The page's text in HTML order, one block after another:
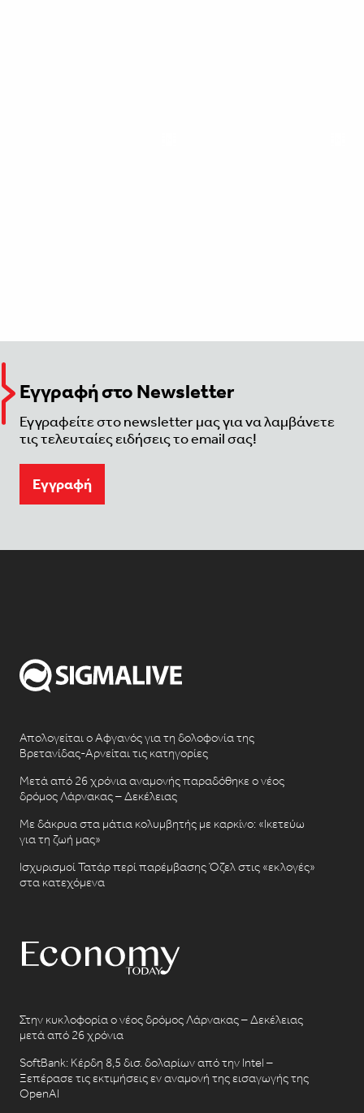
Εγγραφή στο Newsletter
Εγγραφείτε στο newsletter μας για να λαμβάνετε
τις τελευταίες ειδήσεις το email σας!
Eγγραφή
Απολογείται ο Αφγανός για τη δολοφονία της
Βρετανίδας-Αρνείται τις κατηγορίες
Μετά από 26 χρόνια αναμονής παραδόθηκε ο νέος
δρόμος Λάρνακας – Δεκέλειας
Με δάκρυα στα μάτια κολυμβητής με καρκίνο: «Ικετεύω
για τη ζωή μας»
Ισχυρισμοί Τατάρ περί παρέμβασης Όζελ στις «εκλογές»
στα κατεχόμενα
Στην κυκλοφορία ο νέος δρόμος Λάρνακας – Δεκέλειας
μετά από 26 χρόνια
SoftBank: Κέρδη 8,5 δισ. δολαρίων από την Intel –
Ξεπέρασε τις εκτιμήσεις εν αναμονή της εισαγωγής της
OpenAI